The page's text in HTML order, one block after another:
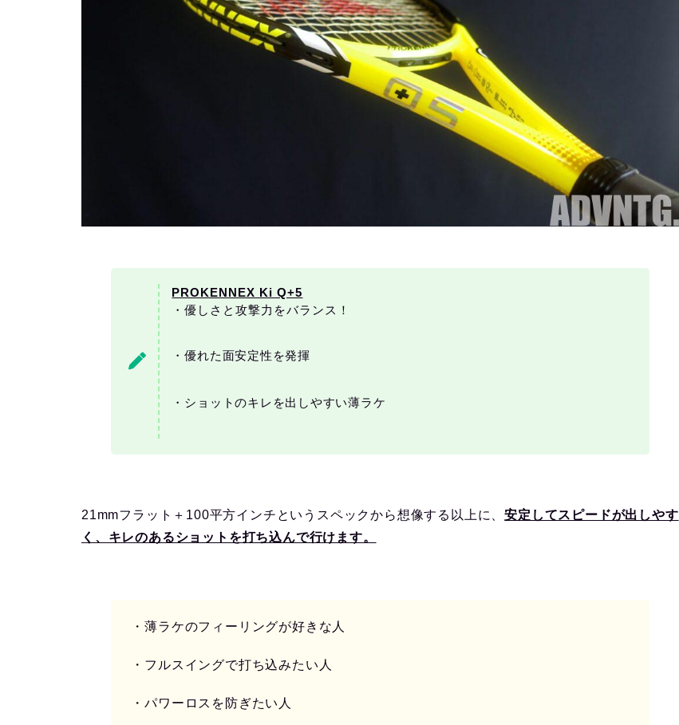
PROKENNEX Ki Q+5
・優しさと攻撃力をバランス！
・優れた面安定性を発揮
・ショットのキレを出しやすい薄ラケ
21mmフラット＋100平方インチというスペックから想像する以上に、安定してスピードが出しやす
く、キレのあるショットを打ち込んで行けます。
・薄ラケのフィーリングが好きな人
・フルスイングで打ち込みたい人
・パワーロスを防ぎたい人